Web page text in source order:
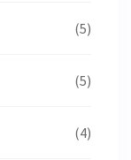
(5)
(5)
(4)